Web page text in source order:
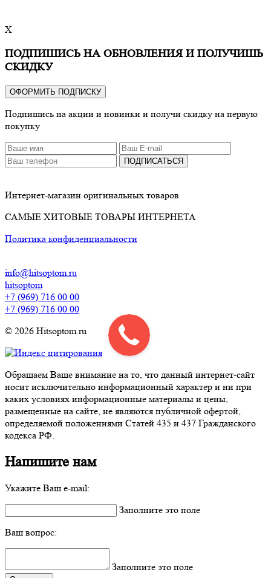
X
ПОДПИШИСЬ НА ОБНОВЛЕНИЯ И ПОЛУЧИШЬ
СКИДКУ
ОФОРМИТЬ ПОДПИСКУ
Подпишись на акции и новинки и получи скидку на первую
покупку
ПОДПИСАТЬСЯ
Интернет-магазин оригинальных товаров
САМЫЕ ХИТОВЫЕ ТОВАРЫ ИНТЕРНЕТА
Политика конфиденциальности
info@hitsoptom.ru
hitsoptom
+7 (969) 716 00 00
+7 (969) 716 00 00
© 2026 Hitsoptom.ru
Обращаем Ваше внимание на то, что данный интернет-сайт
носит исключительно информационный характер и ни при
каких условиях информационные материалы и цены,
размещенные на сайте, не являются публичной офертой,
определяемой положениями Статей 435 и 437 Гражданского
кодекса РФ.
Напишите нам
Укажите Ваш e-mail:
Заполните это поле
Ваш вопрос:
Заполните это поле